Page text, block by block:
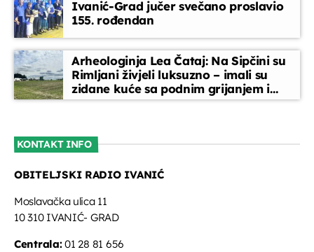
EPP reklame
15:45 - 16:00
Ivanić-Grad jučer svečano proslavio
155. rođendan
Arheologinja Lea Čataj: Na Sipčini su
Rimljani živjeli luksuzno – imali su
zidane kuće sa podnim grijanjem i
oslikanim zidovima
KONTAKT INFO
OBITELJSKI RADIO IVANIĆ
Moslavačka ulica 11
10 310 IVANIĆ- GRAD
Centrala:01 28 81 656